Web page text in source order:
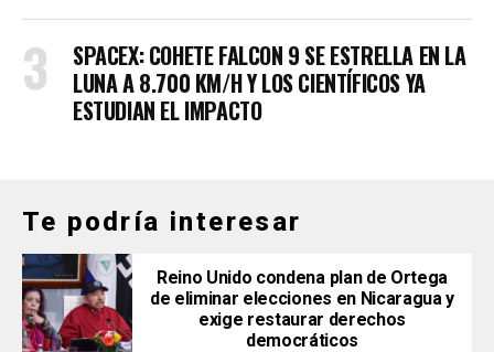
SPACEX: COHETE FALCON 9 SE ESTRELLA EN LA
LUNA A 8.700 KM/H Y LOS CIENTÍFICOS YA
ESTUDIAN EL IMPACTO
Te podría interesar
Reino Unido condena plan de Ortega
de eliminar elecciones en Nicaragua y
exige restaurar derechos
democráticos